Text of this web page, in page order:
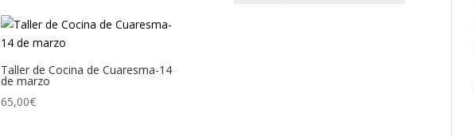
Taller de Cocina de Cuaresma-14
de marzo
65,00€